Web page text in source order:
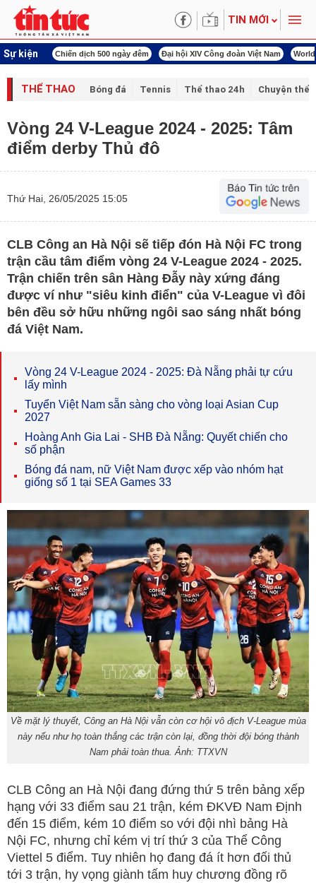
TIN MỚI
Sự kiện
ngày đêm Đại hội XIV Công đoàn Việt Nam World Cup 2026 Kỳ họp thứ
THỂ THAO Bóng đá Tennis Thể thao 24h Chuyện thể
Vòng 24 V-League 2024 - 2025: Tâm
điểm derby Thủ đô
Thứ Hai, 26/05/2025 15:05
CLB Công an Hà Nội sẽ tiếp đón Hà Nội FC trong
trận cầu tâm điểm vòng 24 V-League 2024 - 2025.
Trận chiến trên sân Hàng Đẫy này xứng đáng
được ví như "siêu kinh điển" của V-League vì đôi
bên đều sở hữu những ngôi sao sáng nhất bóng
đá Việt Nam.
Vòng 24 V-League 2024 - 2025: Đà Nẵng phải tự cứu
lấy mình
Tuyển Việt Nam sẵn sàng cho vòng loại Asian Cup
2027
Hoàng Anh Gia Lai - SHB Đà Nẵng: Quyết chiến cho
số phận
Bóng đá nam, nữ Việt Nam được xếp vào nhóm hạt
giống số 1 tại SEA Games 33
Về mặt lý thuyết, Công an Hà Nội vẫn còn cơ hội vô địch V-League mùa
này nếu như họ toàn thắng các trận còn lại, đồng thời đội bóng thành
Nam phải toàn thua. Ảnh: TTXVN
CLB Công an Hà Nội đang đứng thứ 5 trên bảng xếp
hạng với 33 điểm sau 21 trận, kém ĐKVĐ Nam Định
đến 15 điểm, kém 10 điểm so với đội nhì bảng Hà
Nội FC, nhưng chỉ kém vị trí thứ 3 của Thể Công
Viettel 5 điểm. Tuy nhiên họ đang đá ít hơn đối thủ
tới 3 trận, hy vọng giành tấm huy chương đồng rõ